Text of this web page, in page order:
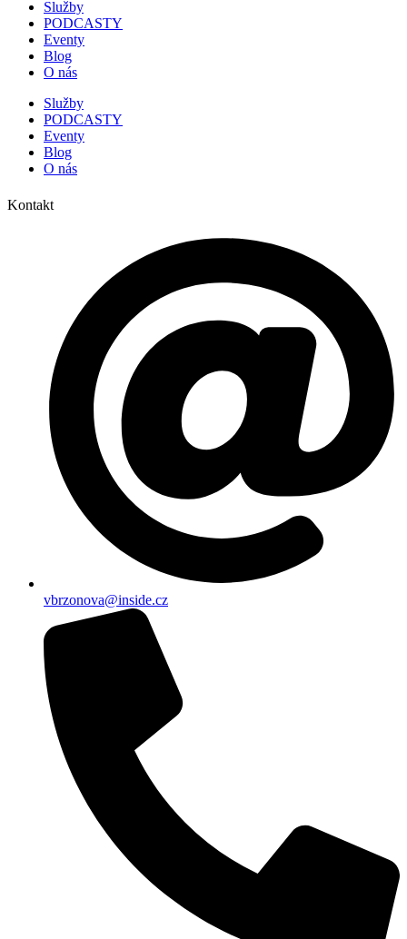
Služby
PODCASTY
Eventy
Blog
O nás
Služby
PODCASTY
Eventy
Blog
O nás
Kontakt
vbrzonova@inside.cz